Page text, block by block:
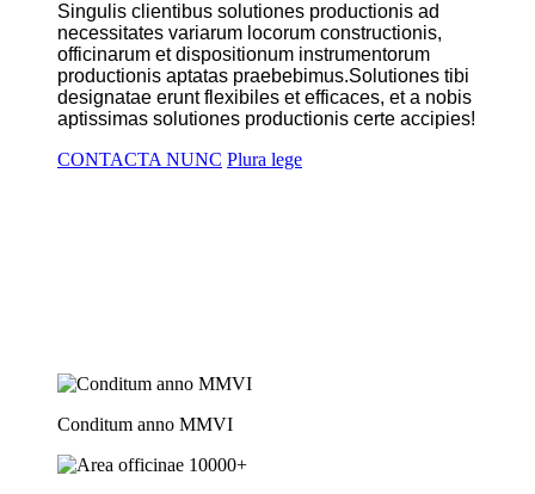
Singulis clientibus solutiones productionis ad
necessitates variarum locorum constructionis,
officinarum et dispositionum instrumentorum
productionis aptatas praebebimus.Solutiones tibi
designatae erunt flexibiles et efficaces, et a nobis
aptissimas solutiones productionis certe accipies!
CONTACTA NUNC Plura lege
Conditum anno MMVI